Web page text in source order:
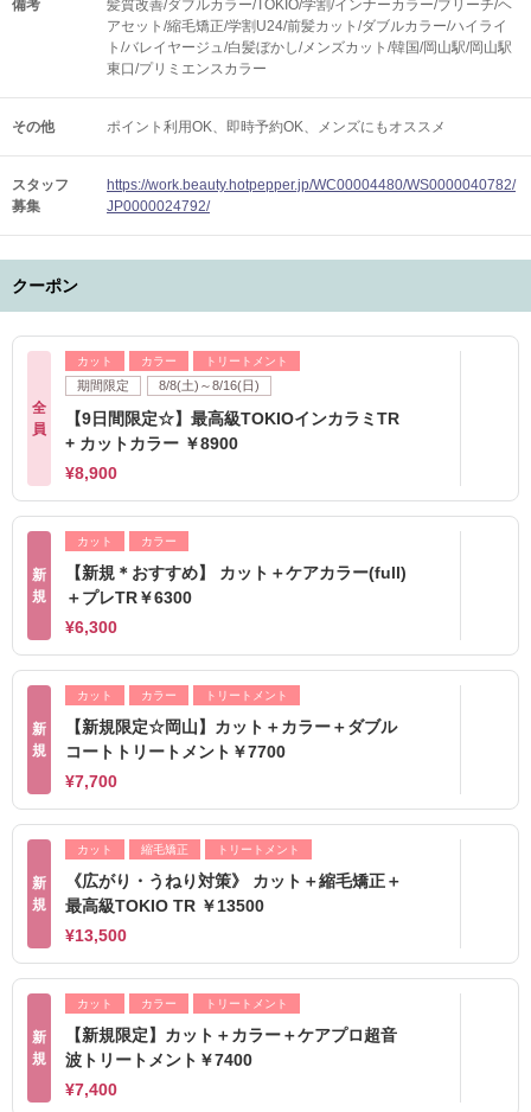
備考
髪質改善/ダブルカラー/TOKIO/学割/インナーカラー/ブリーチ/ヘ
アセット/縮毛矯正/学割U24/前髪カット/ダブルカラー/ハイライ
ト/バレイヤージュ/白髪ぼかし/メンズカット/韓国/岡山駅/岡山駅
東口/プリミエンスカラー
その他 ポイント利用OK 即時予約OK メンズにもオススメ
スタッフ
募集
https://work.beauty.hotpepper.jp/WC00004480/WS0000040782/
JP0000024792/
クーポン
全
員
カット カラー トリートメント
期間限定 8/8(土)～8/16(日)
【9日間限定☆】最高級TOKIOインカラミTR
+ カットカラー ￥8900
¥8,900
新
規
カット カラー
【新規＊おすすめ】 カット＋ケアカラー(full)
＋プレTR￥6300
¥6,300
新
規
カット カラー トリートメント
【新規限定☆岡山】カット＋カラー＋ダブル
コートトリートメント￥7700
¥7,700
新
規
カット 縮毛矯正 トリートメント
《広がり・うねり対策》 カット＋縮毛矯正＋
最高級TOKIO TR ￥13500
¥13,500
新
規
カット カラー トリートメント
【新規限定】カット＋カラー＋ケアプロ超音
波トリートメント￥7400
¥7,400